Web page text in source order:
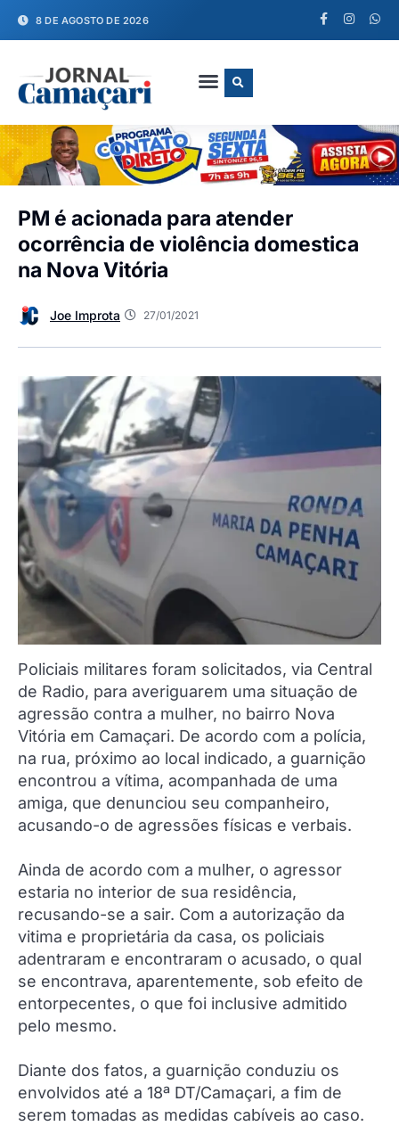
8 DE AGOSTO DE 2026
PM é acionada para atender
ocorrência de violência domestica
na Nova Vitória
Joe Improta 27/01/2021
Policiais militares foram solicitados, via Central
de Radio, para averiguarem uma situação de
agressão contra a mulher, no bairro Nova
Vitória em Camaçari. De acordo com a polícia,
na rua, próximo ao local indicado, a guarnição
encontrou a vítima, acompanhada de uma
amiga, que denunciou seu companheiro,
acusando-o de agressões físicas e verbais.
Ainda de acordo com a mulher, o agressor
estaria no interior de sua residência,
recusando-se a sair. Com a autorização da
vitima e proprietária da casa, os policiais
adentraram e encontraram o acusado, o qual
se encontrava, aparentemente, sob efeito de
entorpecentes, o que foi inclusive admitido
pelo mesmo.
Diante dos fatos, a guarnição conduziu os
envolvidos até a 18ª DT/Camaçari, a fim de
serem tomadas as medidas cabíveis ao caso.